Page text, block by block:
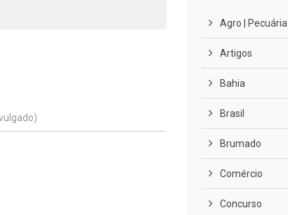
Agro | Pecuária
Artigos
Bahia
Brasil
Brumado
Comércio
Concurso